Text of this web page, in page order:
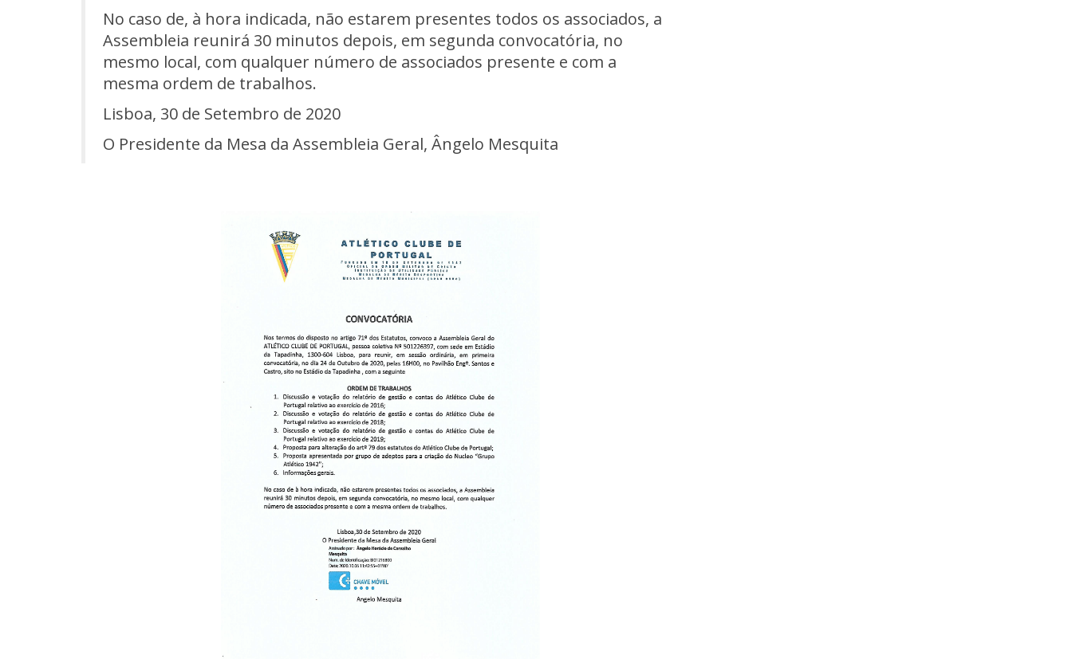
No caso de, à hora indicada, não estarem presentes todos os associados, a
Assembleia reunirá 30 minutos depois, em segunda convocatória, no
mesmo local, com qualquer número de associados presente e com a
mesma ordem de trabalhos.
Lisboa, 30 de Setembro de 2020
O Presidente da Mesa da Assembleia Geral, Ângelo Mesquita